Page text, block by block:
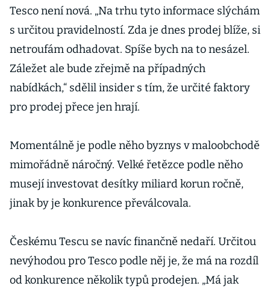
stojí tam i
Tesco není nová. „Na trhu tyto informace slýchám
s určitou pravidelností. Zda je dnes prodej blíže, si
netroufám odhadovat. Spíše bych na to nesázel.
Záležet ale bude zřejmě na případných
nabídkách,“ sdělil insider s tím, že určité faktory
pro prodej přece jen hrají.
Momentálně je podle něho byznys v maloobchodě
mimořádně náročný. Velké řetězce podle něho
musejí investovat desítky miliard korun ročně,
jinak by je konkurence převálcovala.
Českému Tescu se navíc finančně nedaří. Určitou
nevýhodou pro Tesco podle něj je, že má na rozdíl
od konkurence několik typů prodejen. „Má jak